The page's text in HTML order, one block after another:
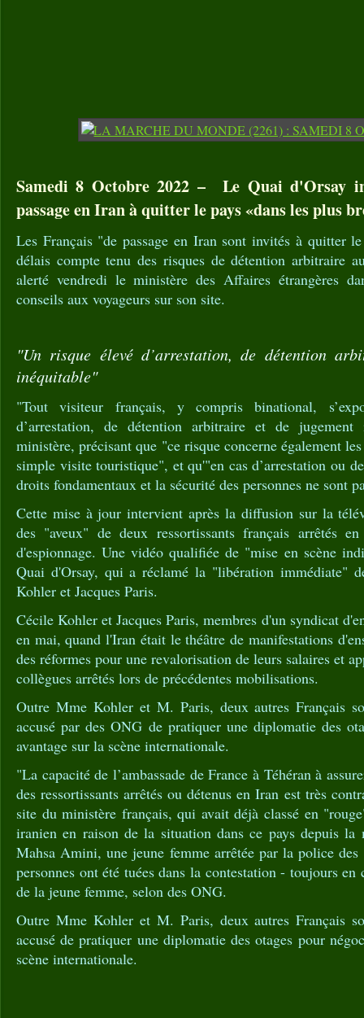
Samedi 8 Octobre 2022 – Le Quai d'Orsay
passage en Iran à quitter le pays «dans les plus
Les Français "de passage en Iran sont invités à quitter
délais compte tenu des risques de détention arbitraire
alerté vendredi le ministère des Affaires étrangères
conseils aux voyageurs sur son site.
"Un risque élevé d’arrestation, de détention
inéquitable"
"Tout visiteur français, y compris binational,
d’arrestation, de détention arbitraire et de
ministère, précisant que "ce risque concerne également
simple visite touristique", et qu'"en cas d’arrestation ou
droits fondamentaux et la sécurité des personnes ne sont
Cette mise à jour intervient après la diffusion sur la
des "aveux" de deux ressortissants français arrêtés
d'espionnage. Une vidéo qualifiée de "mise en scène
Quai d'Orsay, qui a réclamé la "libération immédiate"
Kohler et Jacques Paris.
Cécile Kohler et Jacques Paris, membres d'un syndicat
en mai, quand l'Iran était le théâtre de manifestations
des réformes pour une revalorisation de leurs salaires et
collègues arrêtés lors de précédentes mobilisations.
Outre Mme Kohler et M. Paris, deux autres Français
accusé par des ONG de pratiquer une diplomatie des
avantage sur la scène internationale.
"La capacité de l’ambassade de France à Téhéran à
des ressortissants arrêtés ou détenus en Iran est très
site du ministère français, qui avait déjà classé en
iranien en raison de la situation dans ce pays depuis la
Mahsa Amini, une jeune femme arrêtée par la police des
personnes ont été tuées dans la contestation - toujours
de la jeune femme, selon des ONG.
Outre Mme Kohler et M. Paris, deux autres Français
accusé de pratiquer une diplomatie des otages pour
scène internationale.